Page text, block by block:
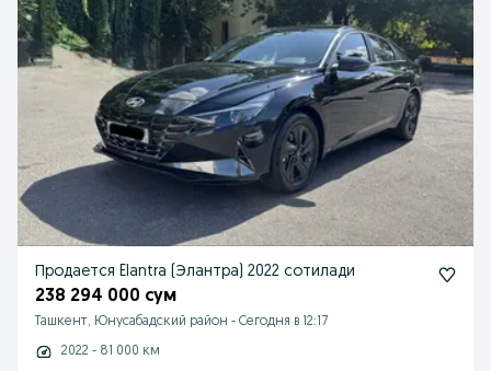
Продается Elantra (Элантра) 2022 сотилади
238 294 000 сум
Ташкент, Юнусабадский район - Сегодня в 12:17
2022 - 81 000 км